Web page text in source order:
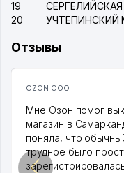
19
20
Отзывы
OZON ООО
Мне Озон помог
магазин в
поняла, что
трудное было